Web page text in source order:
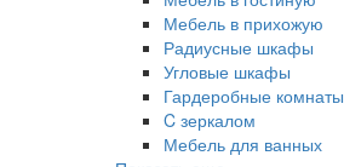
Мебель в прихожую
Радиусные шкафы
Угловые шкафы
Гардеробные комнаты
C зеркалом
Мебель для ванных